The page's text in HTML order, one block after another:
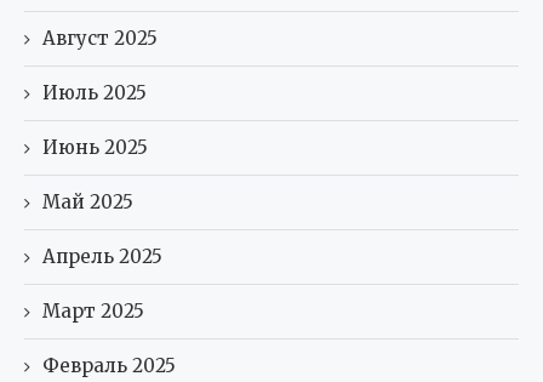
Август 2025
Июль 2025
Июнь 2025
Май 2025
Апрель 2025
Март 2025
Февраль 2025